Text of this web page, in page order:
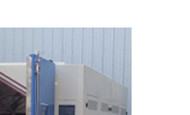
di test per pannelli fotovoltaici